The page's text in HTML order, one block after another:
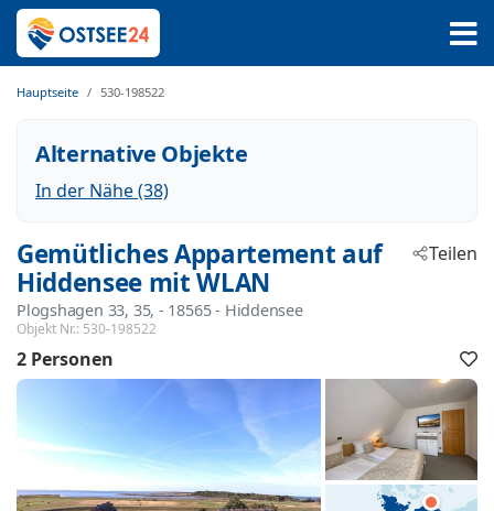
Hauptseite 530-198522
Alternative Objekte
In der Nähe (38)
Gemütliches Appartement auf
Hiddensee mit WLAN
Plogshagen 33, 35, - 18565 - Hiddensee
Objekt Nr.: 530-198522
Teilen
2 Personen